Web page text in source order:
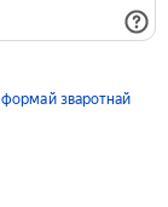
формай зваротнай